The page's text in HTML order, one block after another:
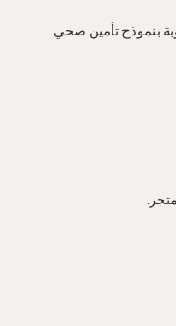
بنموذج تأمين صحي.